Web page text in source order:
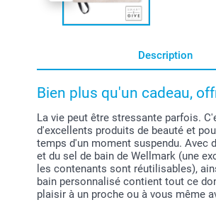
Description
Bien plus qu'un cadeau,
La vie peut être stressante parfois.
d'excellents produits de beauté et
temps d'un moment suspendu. Avec
et du sel de bain de Wellmark (une
les contenants sont réutilisables),
bain personnalisé contient tout ce
plaisir à un proche ou à vous même